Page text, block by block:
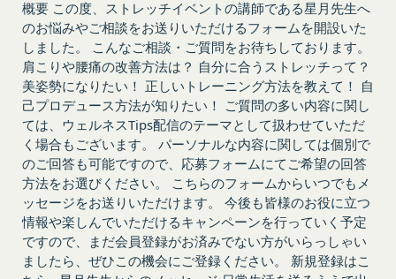
概要 この度、ストレッチイベントの講師である星月先生へ
のお悩みやご相談をお送りいただけるフォームを開設いた
しました。 こんなご相談・ご質問をお待ちしております。
肩こりや腰痛の改善方法は？ 自分に合うストレッチって？
美姿勢になりたい！ 正しいトレーニング方法を教えて！ 自
己プロデュース方法が知りたい！ ご質問の多い内容に関し
ては、ウェルネスTips配信のテーマとして扱わせていただ
く場合もございます。 パーソナルな内容に関しては個別で
のご回答も可能ですので、応募フォームにてご希望の回答
方法をお選びください。 こちらのフォームからいつでもメ
ッセージをお送りいただけます。 今後も皆様のお役に立つ
情報や楽しんでいただけるキャンペーンを行っていく予定
ですので、まだ会員登録がお済みでない方がいらっしゃい
ましたら、ぜひこの機会にご登録ください。 新規登録はこ
提供または開示する場合、当該委託先に対し、適切
な取扱いおよび保護を行わせ、第三者への開示・提
供および当社の提供目的以外の目的での利用を行わ
ないよう適切に管理および監督します。
開示・訂正等
お客様がご自身の個人情報の内容を確認、訂正また
は利用停止を希望される場合には、個人情報保護法
その他の法令により当社が義務を負う範囲におい
て、速やかに対応させていただきます。
なお、かかる場合には、本人確認をさせていただく
場合があります。
お問い合わせ
開示等のご希望、ご意見、ご質問、苦情のお申し出
もしくは経営に協力もしくは関与する等反社会
的勢力等との何らかの交流もしくは関係を行っ
ていると当社が判断した場合
その他会員登録が適当でないと当社が判断した
場合
第5条（登録内容の変更）
会員は、登録情報の内容の全部または一部に関して
変更が生じた場合、直ちに当社所定の方法により登
録内容を変更する手続きを行うものとします。
会員が前項に定める変更手続きを行わなかった場合
には、既に登録済みの情報に基づく処理を適正・有
効なものとすることをあらかじめ承諾します。
会員が本条第１項に定める変更手続きを行わなかっ